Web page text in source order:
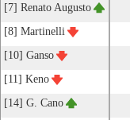
[7] Renato Augusto
[8] Martinelli
[10] Ganso
[11] Keno
[14] G. Cano